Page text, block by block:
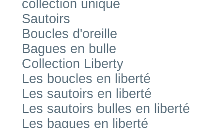
collection unique
Sautoirs
Boucles d'oreille
Bagues en bulle
Collection Liberty
Les boucles en liberté
Les sautoirs en liberté
Les sautoirs bulles en liberté
Les bagues en liberté